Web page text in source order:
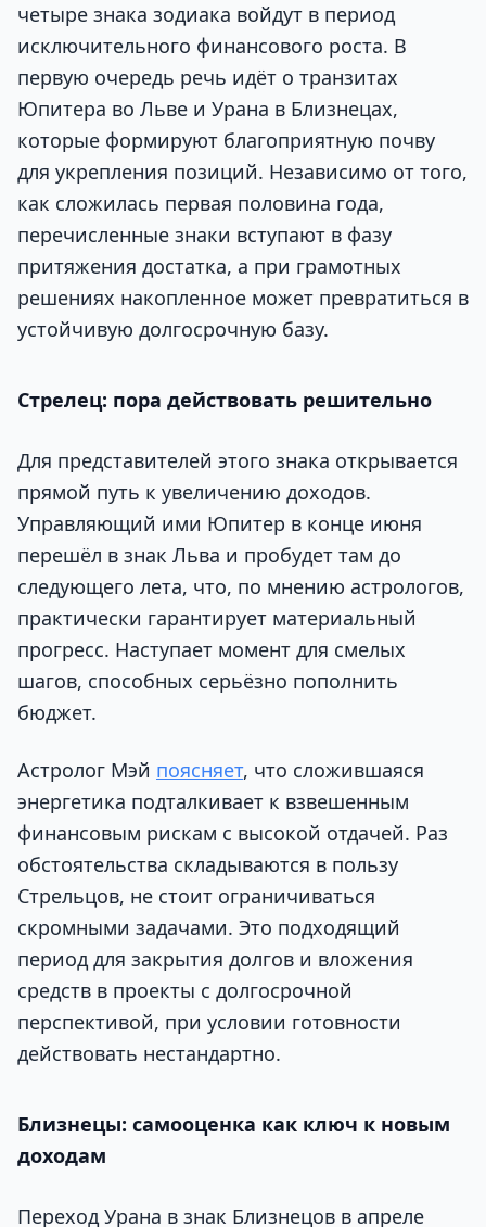
четыре знака зодиака войдут в период
исключительного финансового роста. В
первую очередь речь идёт о транзитах
Юпитера во Льве и Урана в Близнецах,
которые формируют благоприятную почву
для укрепления позиций. Независимо от того,
как сложилась первая половина года,
перечисленные знаки вступают в фазу
притяжения достатка, а при грамотных
решениях накопленное может превратиться в
устойчивую долгосрочную базу.
Стрелец: пора действовать решительно
Для представителей этого знака открывается
прямой путь к увеличению доходов.
Управляющий ими Юпитер в конце июня
перешёл в знак Льва и пробудет там до
следующего лета, что, по мнению астрологов,
практически гарантирует материальный
прогресс. Наступает момент для смелых
шагов, способных серьёзно пополнить
бюджет.
Астролог Мэй поясняет, что сложившаяся
энергетика подталкивает к взвешенным
финансовым рискам с высокой отдачей. Раз
обстоятельства складываются в пользу
Стрельцов, не стоит ограничиваться
скромными задачами. Это подходящий
период для закрытия долгов и вложения
средств в проекты с долгосрочной
перспективой, при условии готовности
действовать нестандартно.
Близнецы: самооценка как ключ к новым
доходам
Переход Урана в знак Близнецов в апреле